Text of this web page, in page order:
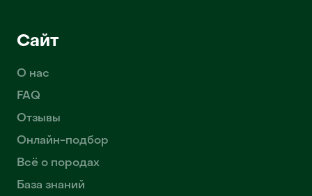
Сайт
О нас
FAQ
Отзывы
Онлайн-подбор
Всё о породах
База знаний